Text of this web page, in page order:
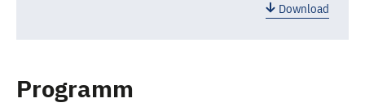
Download
Programm